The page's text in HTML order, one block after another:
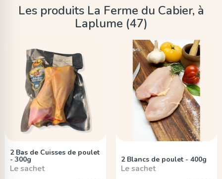
Les produits La Ferme du Cabier, à
Laplume (47)
2 Bas de Cuisses de poulet
- 300g
Le sachet
2 Blancs de poulet - 400g
Le sachet